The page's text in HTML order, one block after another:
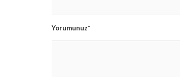
Yorumunuz*